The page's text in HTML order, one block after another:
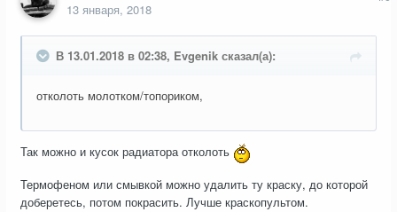
13 января, 2018
В 13.01.2018 в 02:38, Evgenik сказал(а):
отколоть молотком/топориком,
Так можно и кусок радиатора отколоть
Термофеном или смывкой можно удалить ту краску, до которой
доберетесь, потом покрасить. Лучше краскопультом.